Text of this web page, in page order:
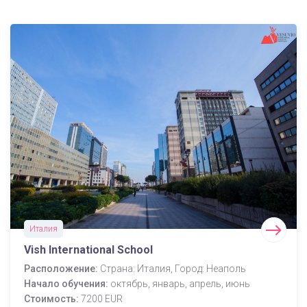
Италия
Vish International School
Расположение: Страна: Италия, Город: Неаполь
Начало обучения: октябрь, январь, апрель, июнь
Стоимость: 7200 EUR